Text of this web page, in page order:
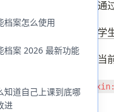
可以通
打开
如果当
档案怎么使用
档案 2026 最新功能
知道自己上课到底哪
进